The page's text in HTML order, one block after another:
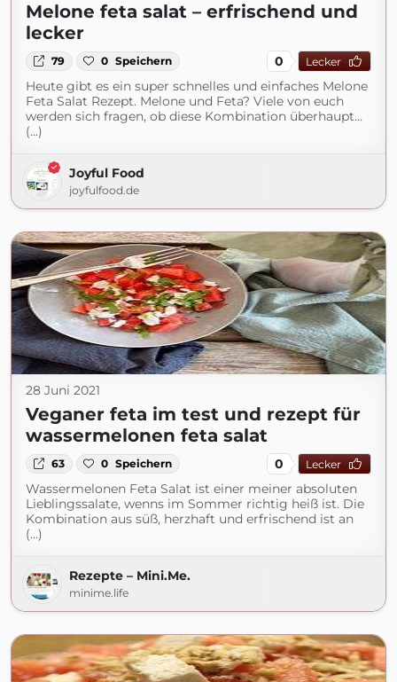
Melone feta salat – erfrischend und
lecker
79 0 Speichern 0 Lecker
Heute gibt es ein super schnelles und einfaches Melone
Feta Salat Rezept. Melone und Feta? Viele von euch
werden sich fragen, ob diese Kombination überhaupt…
(...)
Joyful Food
joyfulfood.de
28 Juni 2021
Veganer feta im test und rezept für
wassermelonen feta salat
63 0 Speichern 0 Lecker
Wassermelonen Feta Salat ist einer meiner absoluten
Lieblingssalate, wenns im Sommer richtig heiß ist. Die
Kombination aus süß, herzhaft und erfrischend ist an
(...)
Rezepte – Mini.Me.
minime.life